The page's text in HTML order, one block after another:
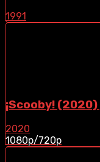
1991
¡Scooby!
2020
1080p/720p